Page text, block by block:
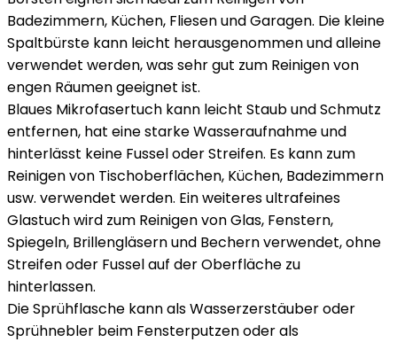
Badezimmern, Küchen, Fliesen und Garagen. Die kleine
Spaltbürste kann leicht herausgenommen und alleine
verwendet werden, was sehr gut zum Reinigen von
engen Räumen geeignet ist.
Blaues Mikrofasertuch kann leicht Staub und Schmutz
entfernen, hat eine starke Wasseraufnahme und
hinterlässt keine Fussel oder Streifen. Es kann zum
Reinigen von Tischoberflächen, Küchen, Badezimmern
usw. verwendet werden. Ein weiteres ultrafeines
Glastuch wird zum Reinigen von Glas, Fenstern,
Spiegeln, Brillengläsern und Bechern verwendet, ohne
Streifen oder Fussel auf der Oberfläche zu
hinterlassen.
Die Sprühflasche kann als Wasserzerstäuber oder
Sprühnebler beim Fensterputzen oder als